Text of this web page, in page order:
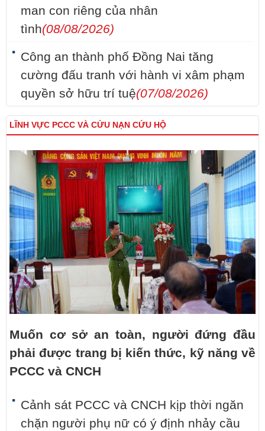
man con riêng của nhân
tình(08/08/2026)
Công an thành phố Đồng Nai tăng
cường đấu tranh với hành vi xâm phạm
quyền sở hữu trí tuệ(07/08/2026)
LĨNH VỰC PCCC VÀ CỨU NẠN CỨU HỘ
Muốn cơ sở an toàn, người đứng đầu
phải được trang bị kiến thức, kỹ năng về
PCCC và CNCH
Cảnh sát PCCC và CNCH kịp thời ngăn
chặn người phụ nữ có ý định nhảy cầu